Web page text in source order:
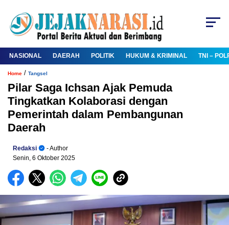
NASIONAL DAERAH POLITIK HUKUM & KRIMINAL TNI –
Home / Tangsel
Pilar Saga Ichsan Ajak Pemuda
Tingkatkan Kolaborasi dengan
Pemerintah dalam Pembangunan
Daerah
Redaksi
- Author
Senin, 6 Oktober 2025